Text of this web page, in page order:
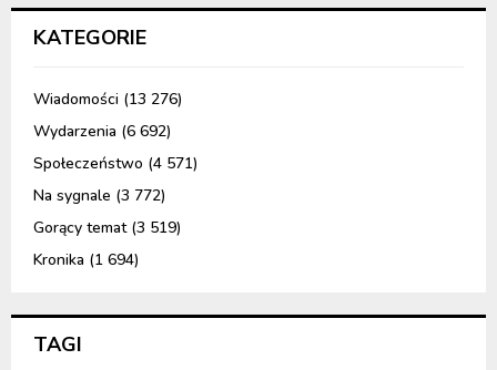
KATEGORIE
Wiadomości (13 276)
Wydarzenia (6 692)
Społeczeństwo (4 571)
Na sygnale (3 772)
Gorący temat(3 519)
Kronika (1 694)
TAGI